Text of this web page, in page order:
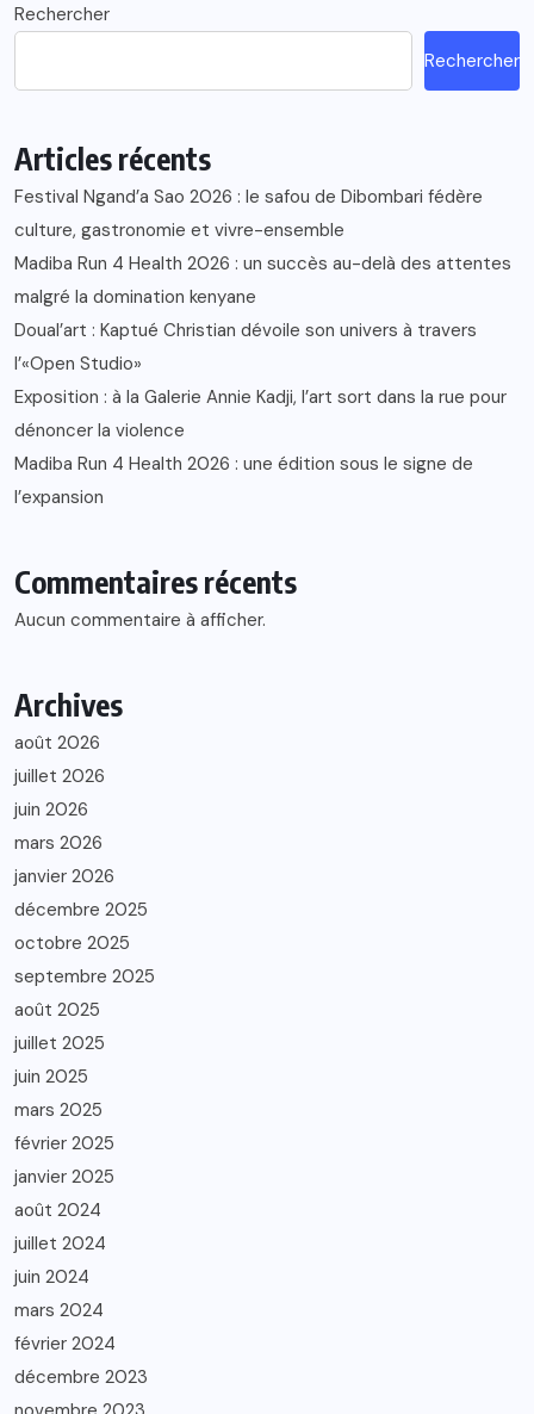
Rechercher
Rechercher
Articles récents
Festival Ngand’a Sao 2026 : le safou de Dibombari fédère
culture, gastronomie et vivre-ensemble
Madiba Run 4 Health 2026 : un succès au-delà des attentes
malgré la domination kenyane
Doual’art : Kaptué Christian dévoile son univers à travers
l’«Open Studio»
Exposition : à la Galerie Annie Kadji, l’art sort dans la rue pour
dénoncer la violence
Madiba Run 4 Health 2026 : une édition sous le signe de
l’expansion
Commentaires récents
Aucun commentaire à afficher.
Archives
août 2026
juillet 2026
juin 2026
mars 2026
janvier 2026
décembre 2025
octobre 2025
septembre 2025
août 2025
juillet 2025
juin 2025
mars 2025
février 2025
janvier 2025
août 2024
juillet 2024
juin 2024
mars 2024
février 2024
décembre 2023